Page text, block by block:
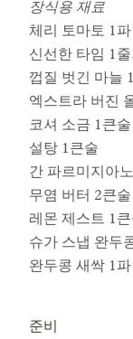
장식용 재료
체리 토마토 1
신선한 타임 1줄
껍질 벗긴 마늘
엑스트라 버진
코셔 소금 1큰술
설탕 1큰술
간 파르미지아
무염 버터 2큰술
레몬 제스트 1
슈가 스냅 완두
완두콩 새싹 1
준비